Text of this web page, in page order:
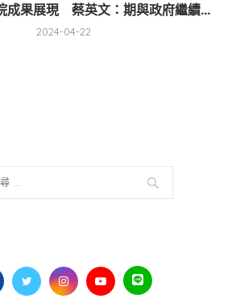
成果展現 蔡英文：期與政府繼續...
2024-04-22